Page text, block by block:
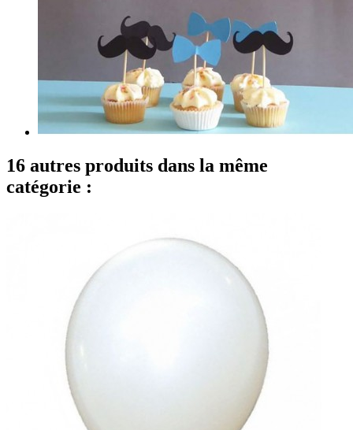
16 autres produits dans la même
catégorie :